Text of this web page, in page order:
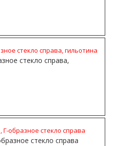
стекло справа,
стекло справа